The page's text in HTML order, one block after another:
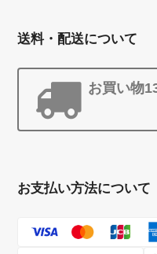
送料・配送について
お買い物
お支払い方法について